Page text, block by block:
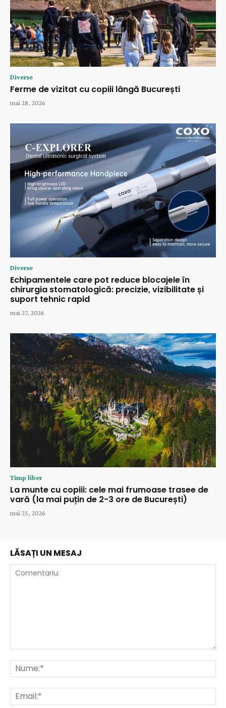
Diverse
Ferme de vizitat cu copiii lângă București
mai 28, 2026
Diverse
Echipamentele care pot reduce blocajele în
chirurgia stomatologică: precizie, vizibilitate și
suport tehnic rapid
mai 27, 2026
Timp liber
La munte cu copiii: cele mai frumoase trasee de
vară (la mai puțin de 2-3 ore de București)
mai 25, 2026
LĂSAȚI UN MESAJ